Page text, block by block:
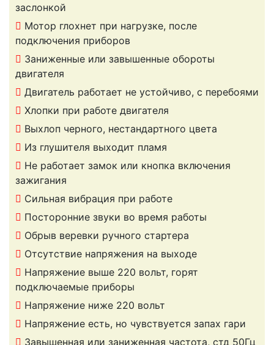
заслонкой
Мотор глохнет при нагрузке, после
подключения приборов
Заниженные или завышенные обороты
двигателя
Двигатель работает не устойчиво, с перебоями
Хлопки при работе двигателя
Выхлоп черного, нестандартного цвета
Из глушителя выходит пламя
Не работает замок или кнопка включения
зажигания
Сильная вибрация при работе
Посторонние звуки во время работы
Обрыв веревки ручного стартера
Отсутствие напряжения на выходе
Напряжение выше 220 вольт, горят
подключаемые приборы
Напряжение ниже 220 вольт
Напряжение есть, но чувствуется запах гари
Завышенная или заниженная частота, стд 50Гц